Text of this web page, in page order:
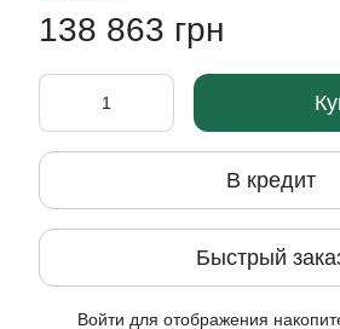
138 863 грн
В кредит
Быстрый
Войти для отображения